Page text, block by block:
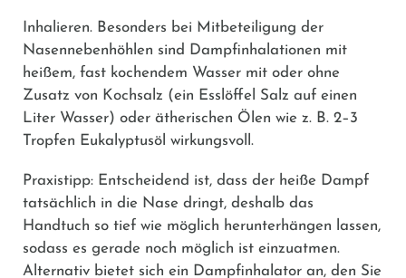
Inhalieren. Besonders bei Mitbeteiligung der
Nasennebenhöhlen sind Dampfinhalationen mit
heißem, fast kochendem Wasser mit oder ohne
Zusatz von Kochsalz (ein Esslöffel Salz auf einen
Liter Wasser) oder ätherischen Ölen wie z. B. 2–3
Tropfen Eukalyptusöl wirkungsvoll.
Praxistipp: Entscheidend ist, dass der heiße Dampf
tatsächlich in die Nase dringt, deshalb das
Handtuch so tief wie möglich herunterhängen lassen,
sodass es gerade noch möglich ist einzuatmen.
Alternativ bietet sich ein Dampfinhalator an, den Sie